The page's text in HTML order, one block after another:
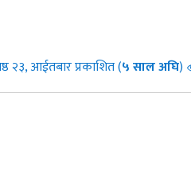
२३, आईतबार प्रकाशित (५साल अघि)